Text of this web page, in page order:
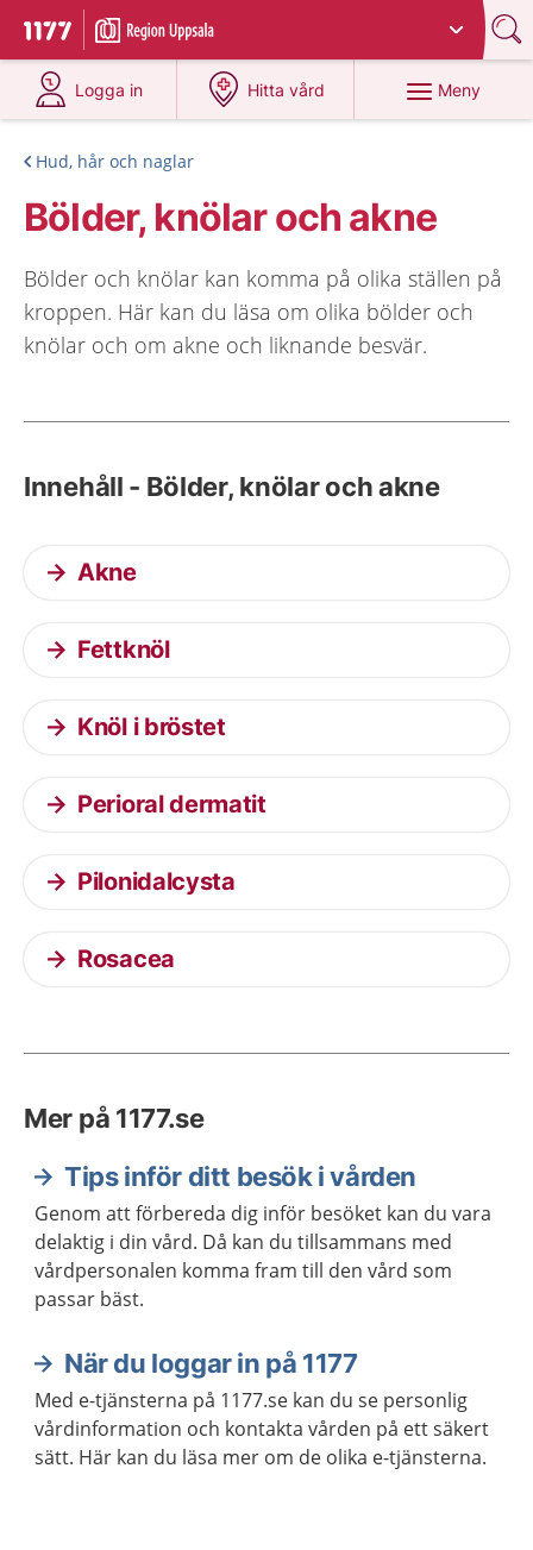
Till startsidan för 1177
Du har valt region
Logga in
på 1177.se
Hitta vård
på 1177.se
Meny
Hud, hår och naglar
Bölder, knölar och akne
Bölder och knölar kan komma på olika ställen på
kroppen. Här kan du läsa om olika bölder och
knölar och om akne och liknande besvär.
Innehåll - Bölder, knölar och akne
Akne
Fettknöl
Knöl i bröstet
Perioral dermatit
Pilonidalcysta
Rosacea
Mer på 1177.se
Tips inför ditt besök i vården
Genom att förbereda dig inför besöket kan du vara
delaktig i din vård. Då kan du tillsammans med
vårdpersonalen komma fram till den vård som
passar bäst.
När du loggar in på 1177
Med e-tjänsterna på 1177.se kan du se personlig
vårdinformation och kontakta vården på ett säkert
sätt. Här kan du läsa mer om de olika e-tjänsterna.